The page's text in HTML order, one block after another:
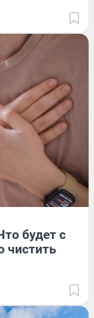
будет с
чистить